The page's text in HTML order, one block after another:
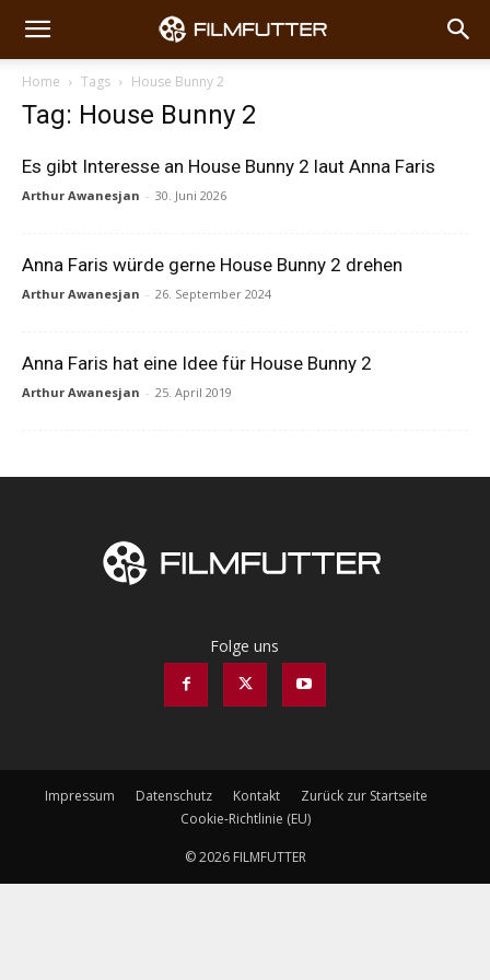
Home Tags House Bunny 2
Tag: House Bunny 2
Es gibt Interesse an House Bunny 2 laut Anna Faris
Arthur Awanesjan - 30. Juni 2026
Anna Faris würde gerne House Bunny 2 drehen
Arthur Awanesjan - 26. September 2024
Anna Faris hat eine Idee für House Bunny 2
Arthur Awanesjan - 25. April 2019
Folge uns
Impressum Datenschutz Kontakt
Zurück zur Startseite
Cookie-Richtlinie (EU)
© 2026 FILMFUTTER